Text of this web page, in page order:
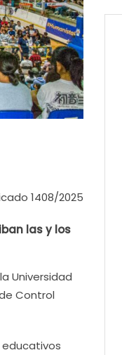
1408/2025
las y los
Universidad
Control
educativos